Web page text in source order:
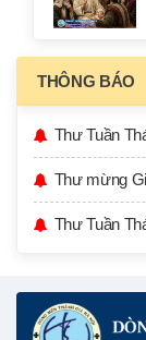
THÔNG BÁO
Thư Tuần
Thư mừng
Thư Tuần